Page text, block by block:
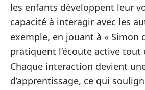
les enfants développent leur
capacité à interagir avec les
exemple, en jouant à « Simon
pratiquent l’écoute active tout
Chaque interaction devient
d’apprentissage, ce qui